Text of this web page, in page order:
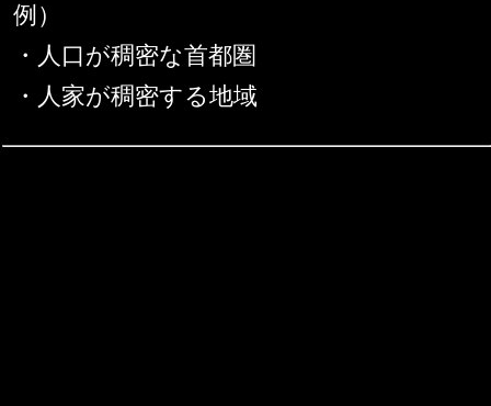
例）
・人口が稠密な首都圏
・人家が稠密する地域